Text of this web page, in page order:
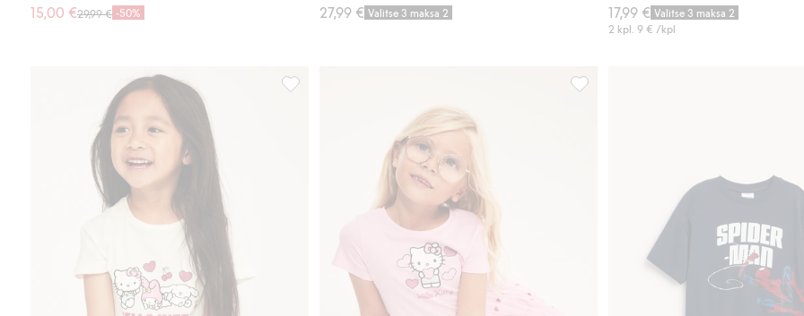
15,00 €29,99 € -50%
27,99 € Valitse 3 maksa 2
17,99 € Valitse 3 maksa 2
2 kpl. 9 € /kpl